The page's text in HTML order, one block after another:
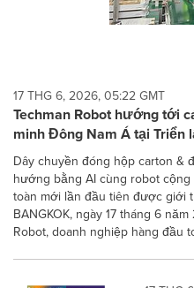
17 THG 6, 2026, 05:22 GMT
Techman Robot hướng tới
minh Đông Nam Á tại Triển
Dây chuyền đóng hộp carton &
hướng bằng AI cùng robot
toàn mới lần đầu tiên được giới
BANGKOK, ngày 17 tháng 6
Robot, doanh nghiệp hàng đầu